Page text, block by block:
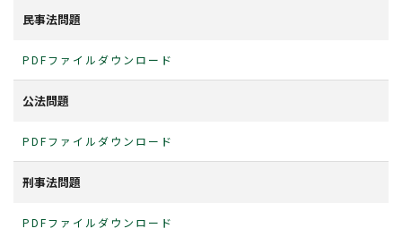
大学院総合法政専攻入試情報
法科大学院入試情報
リンク
G30国際社会科学プログラム
民事法問題
PDFファイルダウンロード
公法問題
PDFファイルダウンロード
刑事法問題
PDFファイルダウンロード